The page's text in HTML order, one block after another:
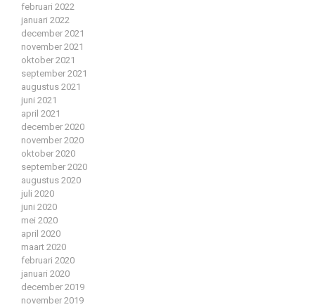
februari 2022
januari 2022
december 2021
november 2021
oktober 2021
september 2021
augustus 2021
juni 2021
april 2021
december 2020
november 2020
oktober 2020
september 2020
augustus 2020
juli 2020
juni 2020
mei 2020
april 2020
maart 2020
februari 2020
januari 2020
december 2019
november 2019